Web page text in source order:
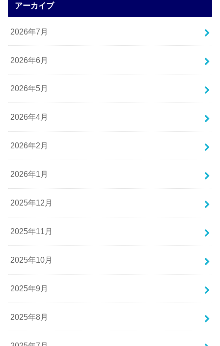
アーカイブ
2026年7月
2026年6月
2026年5月
2026年4月
2026年2月
2026年1月
2025年12月
2025年11月
2025年10月
2025年9月
2025年8月